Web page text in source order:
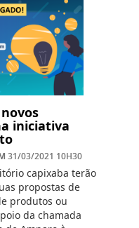
iniciativa
31/03/2021 10H30
capixaba terão
propostas de
produtos ou
da chamada